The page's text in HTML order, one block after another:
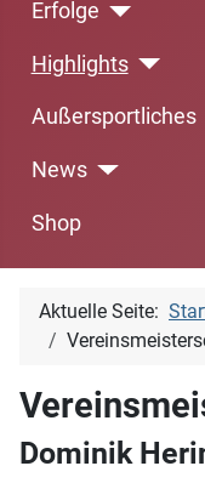
Erfolge
Highlights
Außersportliches
News
Shop
Aktuelle Seite:
Dominik